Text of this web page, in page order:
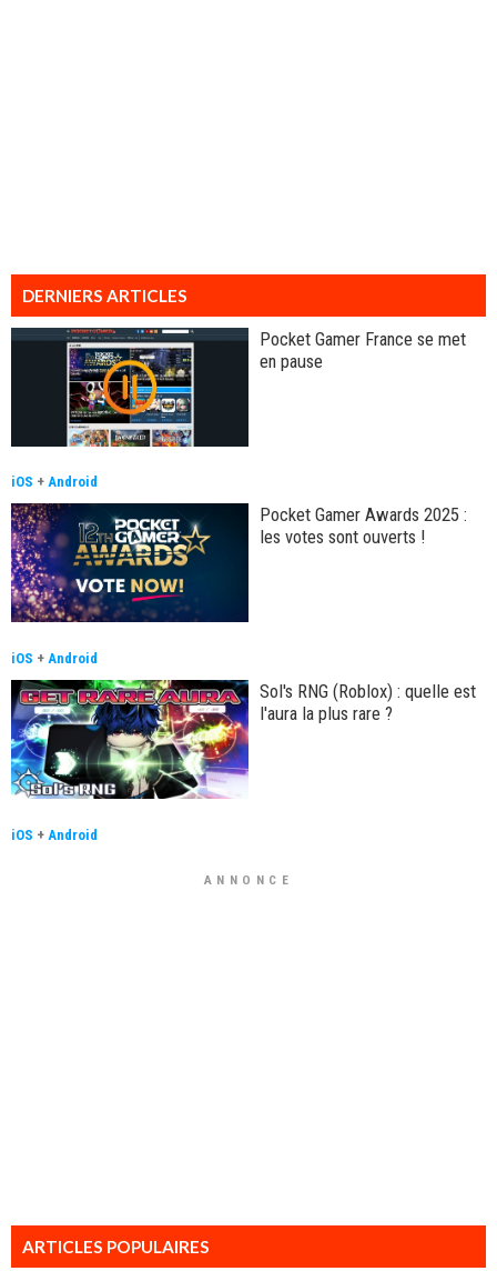
DERNIERS ARTICLES
Pocket Gamer France se met
en pause
iOS + Android
Pocket Gamer Awards 2025 :
les votes sont ouverts !
iOS + Android
Sol's RNG (Roblox) : quelle est
l'aura la plus rare ?
iOS + Android
ANNONCE
ARTICLES POPULAIRES